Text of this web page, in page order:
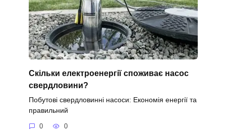
Скільки електроенергії споживає насос
свердловини?
Побутові свердловинні насоси: Економія енергії та
правильний
0 0